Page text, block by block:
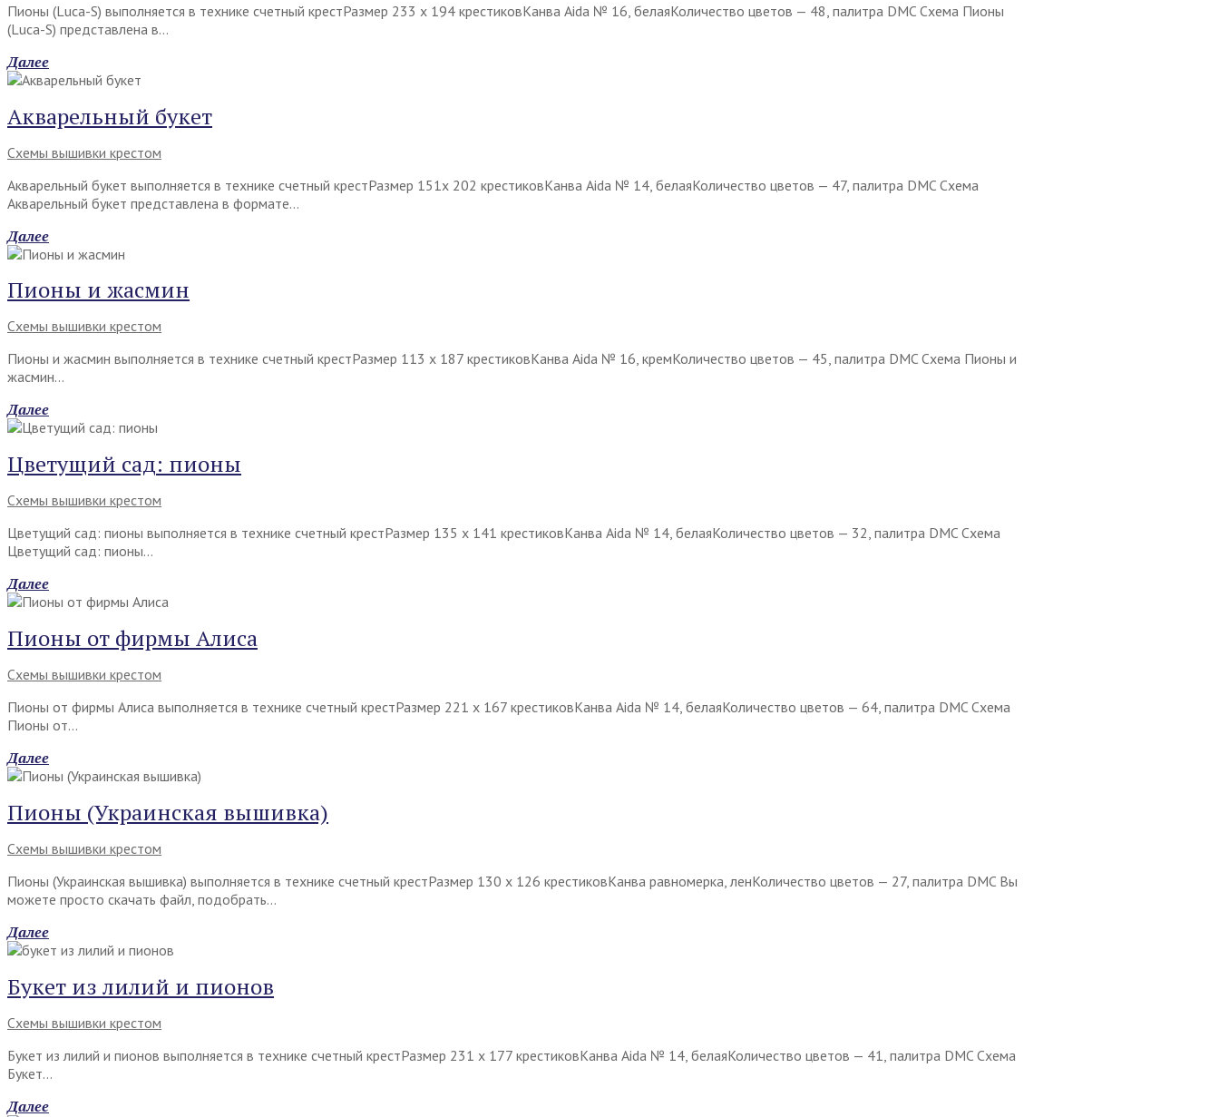
Пионы (Luca-S) выполняется в технике счетный крестРазмер 233 х 194 крестиковКанва Aida № 16, белаяКоличество цветов — 48, палитра DMC Схема Пионы
(Luca-S) представлена в…
Далее
Акварельный букет
Схемы вышивки крестом
Акварельный букет выполняется в технике счетный крестРазмер 151х 202 крестиковКанва Aida № 14, белаяКоличество цветов — 47, палитра DMC Схема
Акварельный букет представлена в формате…
Далее
Пионы и жасмин
Схемы вышивки крестом
Пионы и жасмин выполняется в технике счетный крестРазмер 113 х 187 крестиковКанва Aida № 16, кремКоличество цветов — 45, палитра DMC Схема Пионы и
жасмин…
Далее
Цветущий сад: пионы
Схемы вышивки крестом
Цветущий сад: пионы выполняется в технике счетный крестРазмер 135 х 141 крестиковКанва Aida № 14, белаяКоличество цветов — 32, палитра DMC Схема
Цветущий сад: пионы…
Далее
Пионы от фирмы Алиса
Схемы вышивки крестом
Пионы от фирмы Алиса выполняется в технике счетный крестРазмер 221 х 167 крестиковКанва Aida № 14, белаяКоличество цветов — 64, палитра DMC Схема
Пионы от…
Далее
Пионы (Украинская вышивка)
Схемы вышивки крестом
Пионы (Украинская вышивка) выполняется в технике счетный крестРазмер 130 х 126 крестиковКанва равномерка, ленКоличество цветов — 27, палитра DMC Вы
можете просто скачать файл, подобрать…
Далее
Букет из лилий и пионов
Схемы вышивки крестом
Букет из лилий и пионов выполняется в технике счетный крестРазмер 231 х 177 крестиковКанва Aida № 14, белаяКоличество цветов — 41, палитра DMC Схема
Букет…
Далее